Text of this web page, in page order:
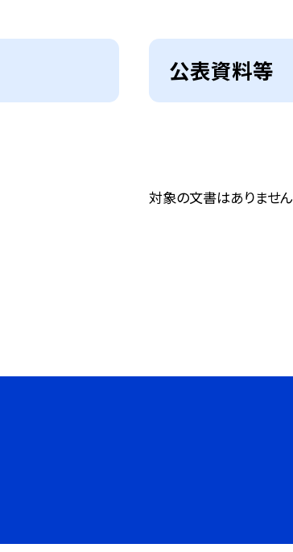
公表資料等
対象の文書はありません